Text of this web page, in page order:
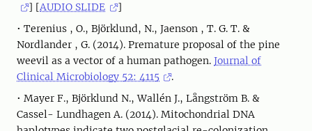
] [AUDIO SLIDE
]
• Terenius , O., Björklund, N., Jaenson , T. G. T. &
Nordlander , G. (2014). Premature proposal of the pine
weevil as a vector of a human pathogen. Journal of
Clinical Microbiology 52: 4115
.
• Mayer F., Björklund N., Wallén J., Långström B. &
Cassel- Lundhagen A. (2014). Mitochondrial DNA